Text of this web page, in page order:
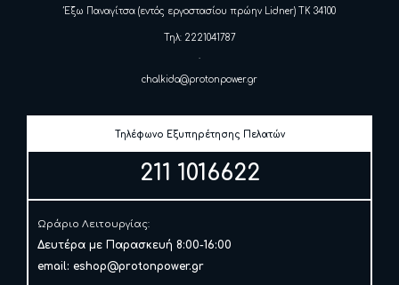
Έξω Παναγίτσα (εντός εργοστασίου πρώην Lidner) ΤΚ 34100
Τηλ: 2221041787
chalkida@protonpower.gr
Τηλέφωνο Εξυπηρέτησης Πελατών
211 1016622
Ωράριο Λειτουργίας:
Δευτέρα με Παρασκευή 8:00-16:00
email: eshop@protonpower.gr